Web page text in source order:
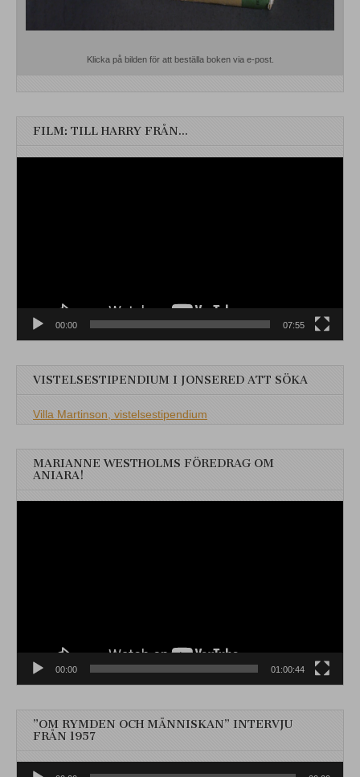
Klicka på bilden för att beställa boken via e-post.
FILM: TILL HARRY FRÅN…
00:00 07:55
VISTELSESTIPENDIUM I JONSERED ATT SÖKA
Villa Martinson, vistelsestipendium
MARIANNE WESTHOLMS FÖREDRAG OM
ANIARA!
00:00 01:00:44
”OM RYMDEN OCH MÄNNISKAN” INTERVJU
FRÅN 1957
Ljudspelare